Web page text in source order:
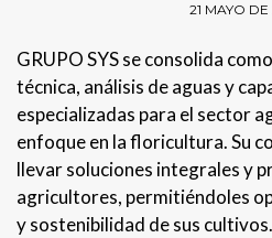
21 MAYO
GRUPO SYS se consolida
técnica, análisis de aguas y
especializadas para el sector
enfoque en la floricultura. Su
llevar soluciones integrales y
agricultores, permitiéndoles
y sostenibilidad de sus